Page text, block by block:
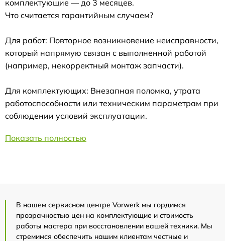
комплектующие — до 3 месяцев.
Что считается гарантийным случаем?
Для работ: Повторное возникновение неисправности,
который напрямую связан с выполненной работой
(например, некорректный монтаж запчасти).
Для комплектующих: Внезапная поломка, утрата
работоспособности или техническим параметрам при
соблюдении условий эксплуатации.
Показать полностью
В нашем сервисном центре Vorwerk мы гордимся
прозрачностью цен на комплектующие и стоимость
работы мастера при восстановлении вашей техники. Мы
стремимся обеспечить нашим клиентам честные и